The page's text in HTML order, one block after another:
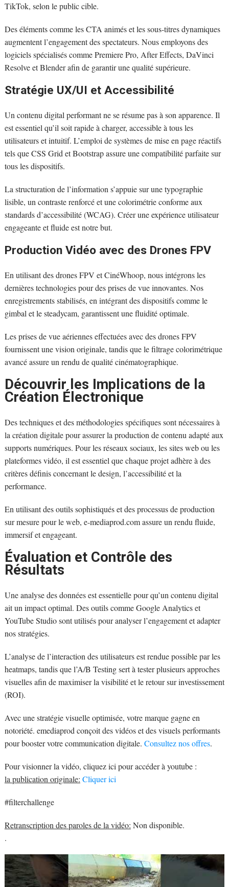
TikTok, selon le public cible.
Des éléments comme les CTA animés et les sous-titres dynamiques
augmentent l’engagement des spectateurs. Nous employons des
logiciels spécialisés comme Premiere Pro, After Effects, DaVinci
Resolve et Blender afin de garantir une qualité supérieure.
Stratégie UX/UI et Accessibilité
Un contenu digital performant ne se résume pas à son apparence. Il
est essentiel qu’il soit rapide à charger, accessible à tous les
utilisateurs et intuitif. L’emploi de systèmes de mise en page réactifs
tels que CSS Grid et Bootstrap assure une compatibilité parfaite sur
tous les dispositifs.
La structuration de l’information s’appuie sur une typographie
lisible, un contraste renforcé et une colorimétrie conforme aux
standards d’accessibilité (WCAG). Créer une expérience utilisateur
engageante et fluide est notre but.
Production Vidéo avec des Drones FPV
En utilisant des drones FPV et CinéWhoop, nous intégrons les
dernières technologies pour des prises de vue innovantes. Nos
enregistrements stabilisés, en intégrant des dispositifs comme le
gimbal et le steadycam, garantissent une fluidité optimale.
Les prises de vue aériennes effectuées avec des drones FPV
fournissent une vision originale, tandis que le filtrage colorimétrique
avancé assure un rendu de qualité cinématographique.
Découvrir les Implications de la
Création Électronique
Des techniques et des méthodologies spécifiques sont nécessaires à
la création digitale pour assurer la production de contenu adapté aux
supports numériques. Pour les réseaux sociaux, les sites web ou les
plateformes vidéo, il est essentiel que chaque projet adhère à des
critères définis concernant le design, l’accessibilité et la
performance.
En utilisant des outils sophistiqués et des processus de production
sur mesure pour le web, e-mediaprod.com assure un rendu fluide,
immersif et engageant.
Évaluation et Contrôle des
Résultats
Une analyse des données est essentielle pour qu’un contenu digital
ait un impact optimal. Des outils comme Google Analytics et
YouTube Studio sont utilisés pour analyser l’engagement et adapter
nos stratégies.
L’analyse de l’interaction des utilisateurs est rendue possible par les
heatmaps, tandis que l’A/B Testing sert à tester plusieurs approches
visuelles afin de maximiser la visibilité et le retour sur investissement
(ROI).
Avec une stratégie visuelle optimisée, votre marque gagne en
notoriété. emediaprod conçoit des vidéos et des visuels performants
pour booster votre communication digitale. Consultez nos offres.
Pour visionner la vidéo, cliquez ici pour accéder à youtube :
la publication originale: Cliquer ici
#filterchallenge
Retranscription des paroles de la vidéo: Non disponible.
.